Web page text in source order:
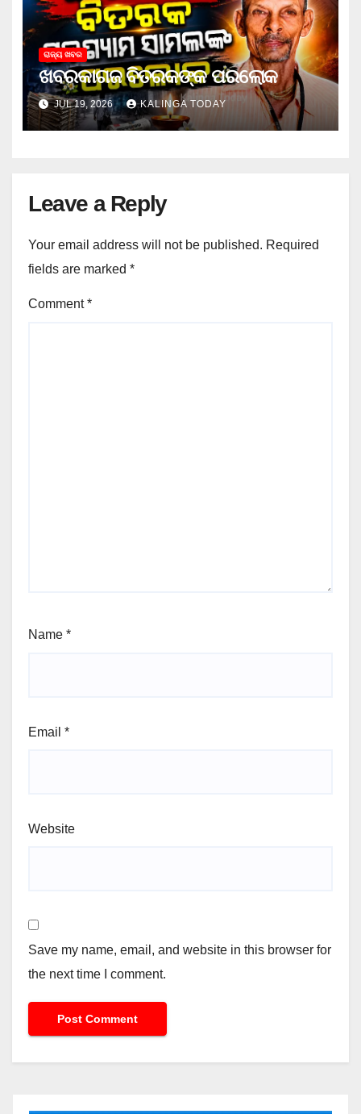
ରାଜ୍ୟ ଖବର
ଖବରକାଗଜ ବିତରକଙ୍କ ପରଲୋକ
JUL 19, 2026 KALINGA TODAY
Leave a Reply
Your email address will not be published. Required
fields are marked *
Comment*
Name *
Email *
Website
Save my name, email, and website in this browser for
the next time I comment.